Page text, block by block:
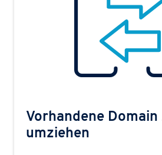
Vorhandene Domain
umziehen